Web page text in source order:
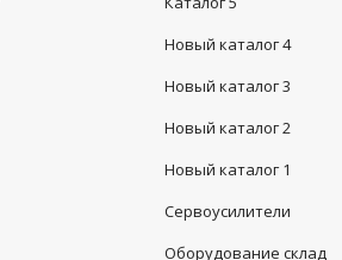
Новый каталог 4
Новый каталог 3
Новый каталог 2
Новый каталог 1
Сервоусилители
Оборудование склад